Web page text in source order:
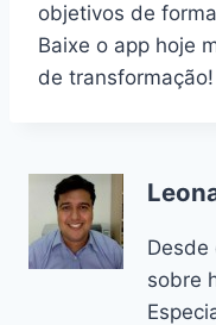
objetivos de
Baixe o app hoje
de transformação!
Desde
sobre